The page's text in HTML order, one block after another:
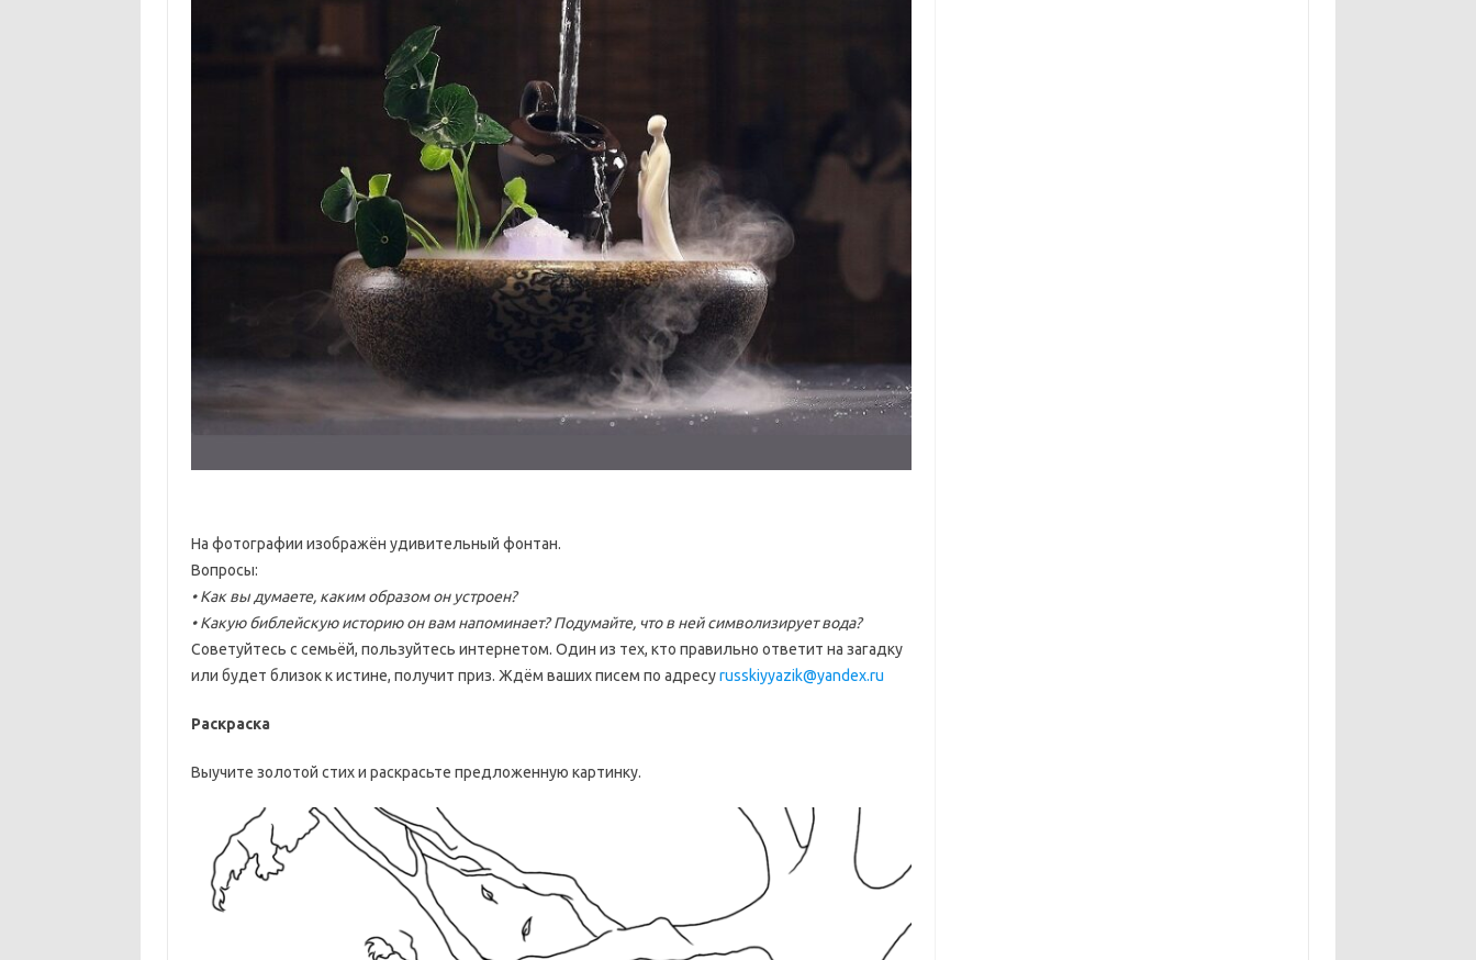
На фотографии изображён удивительный фонтан.
Вопросы:
• Как вы думаете, каким образом он устроен?
• Какую библейскую историю он вам напоминает? Подумайте, что в ней символизирует вода?
Советуйтесь с семьёй, пользуйтесь интернетом. Один из тех, кто правильно ответит на загадку
или будет близок к истине, получит приз. Ждём ваших писем по адресуrusskiyyazik@yandex.ru
Раскраска
Выучите золотой стих и раскрасьте предложенную картинку.